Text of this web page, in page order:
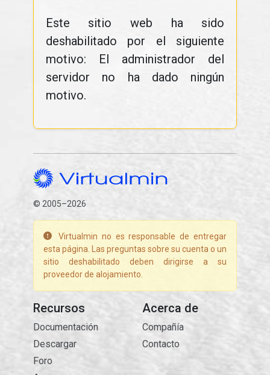
Este sitio web ha sido
deshabilitado por el siguiente
motivo: El administrador del
servidor no ha dado ningún
motivo.
© 2005–2026
Virtualmin no es responsable de entregar
esta página. Las preguntas sobre su cuenta o un
sitio deshabilitado deben dirigirse a su
proveedor de alojamiento.
Recursos
Documentación
Descargar
Foro
Acerca de
Compañía
Contacto